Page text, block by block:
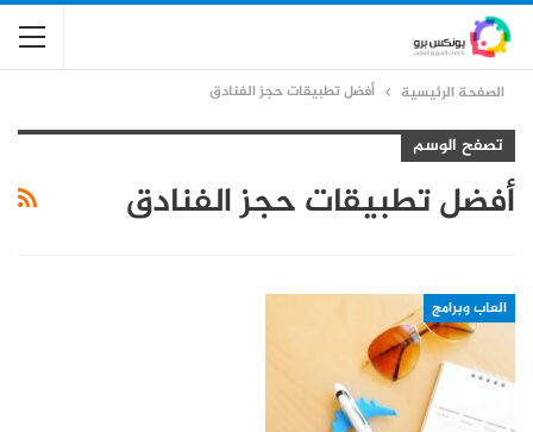
الصفحة الرئيسية أفضل تطبيقات حجز الفنادق
تصفح الوسم
أفضل تطبيقات حجز الفنادق
العاب وبرامج